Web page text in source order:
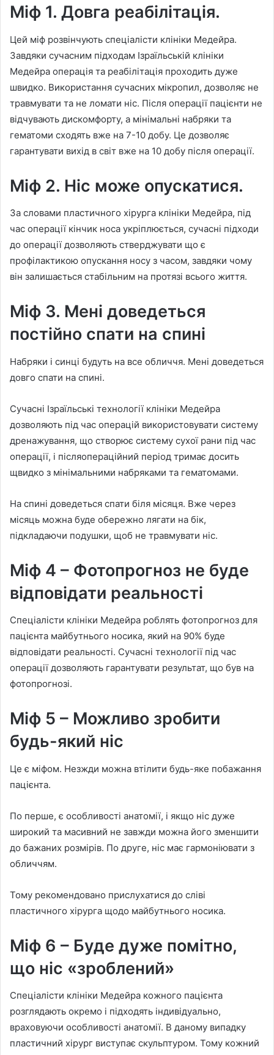
Міф 1. Довга реабілітація.
Цей міф розвінчують спеціалісти клініки Медейра.
Завдяки сучасним підходам Ізраїльській клініки
Медейра операція та реабілітація проходить дуже
швидко. Використання сучасних мікропил, дозволяє не
травмувати та не ломати ніс. Після операції пацієнти не
відчувають дискомфорту, а мінімальні набряки та
гематоми сходять вже на 7-10 добу. Це дозволяє
гарантувати вихід в світ вже на 10 добу після операції.
Міф 2. Ніс може опускатися.
За словами пластичного хірурга клініки Медейра, під
час операції кінчик носа укріплюється, сучасні підходи
до операції дозволяють стверджувати що є
профілактикою опускання носу з часом, завдяки чому
він залишається стабільним на протязі всього життя.
Міф 3. Мені доведеться
постійно спати на спині
Набряки і синці будуть на все обличчя. Мені доведеться
довго спати на спині.
Сучасні Ізраїльські технології клініки Медейра
дозволяють під час операцій використовувати систему
дренажування, що створює систему сухої рани під час
операції, і післяопераційний період тримає досить
щвидко з мінімальними набряками та гематомами.
На спині доведеться спати біля місяця. Вже через
місяць можна буде обережно лягати на бік,
підкладаючи подушки, щоб не травмувати ніс.
Міф 4 – Фотопрогноз не буде
відповідати реальності
Спеціалісти клініки Медейра роблять фотопрогноз для
пацієнта майбутнього носика, який на 90% буде
відповідати реальності. Сучасні технології під час
операції дозволяють гарантувати результат, що був на
фотопрогнозі.
Міф 5 – Можливо зробити
будь-який ніс
Це є міфом. Незжди можна втілити будь-яке побажання
пацієнта.
По перше, є особливості анатомії, і якщо ніс дуже
широкий та масивний не завжди можна його зменшити
до бажаних розмірів. По друге, ніс має гармоніювати з
обличчям.
Тому рекомендовано прислухатися до сліві
пластичного хірурга щодо майбутнього носика.
Міф 6 – Буде дуже помітно,
що ніс «зроблений»
Спеціалісти клініки Медейра кожного пацієнта
розглядають окремо і підходять індивідуально,
враховуючи особливості анатомії. В даному випадку
пластичний хірург виступає скульптуром. Тому кожний